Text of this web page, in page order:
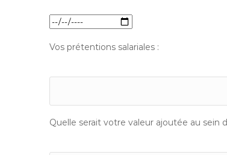
Vos prétentions salariales :
Quelle serait votre valeur ajoutée au sein